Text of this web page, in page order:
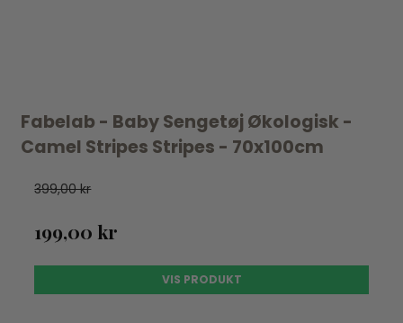
Fabelab - Baby Sengetøj Økologisk -
Camel Stripes Stripes - 70x100cm
399,00 kr
199,00 kr
VIS PRODUKT